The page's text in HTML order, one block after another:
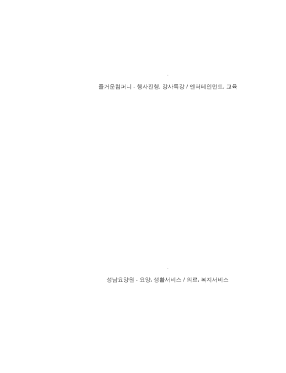
즐거운컴퍼니 - 행사진행, 강사특강 / 엔터테인먼트, 교육
성남요양원 - 요양, 생활서비스 / 의료, 복지서비스